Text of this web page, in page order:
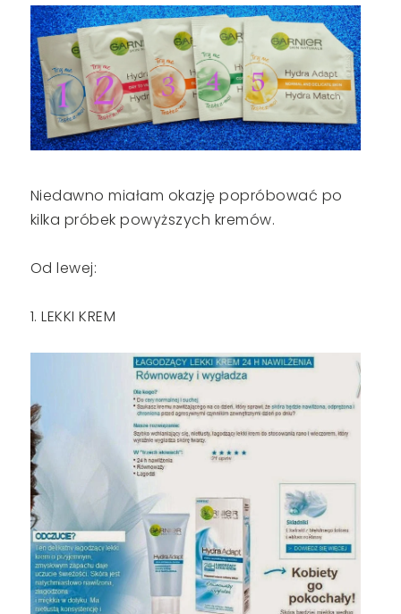
Niedawno miałam okazję popróbować po
kilka próbek powyższych kremów.
Od lewej:
1. LEKKI KREM